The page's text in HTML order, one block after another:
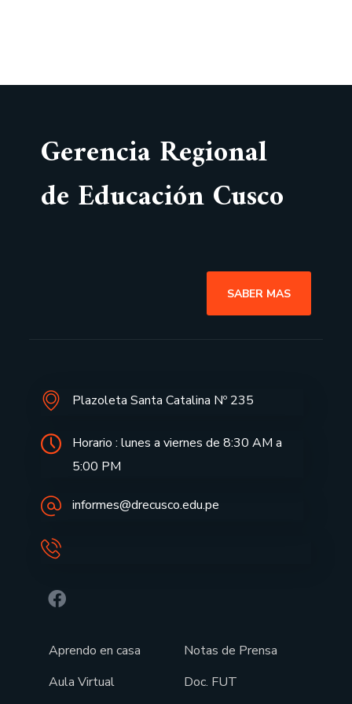
Gerencia Regional
de Educación Cusco
SABER MAS
Plazoleta Santa Catalina Nº 235
Horario : lunes a viernes de 8:30 AM a
5:00 PM
informes@drecusco.edu.pe
Aprendo en casa
Aula Virtual
Notas de Prensa
Doc. FUT